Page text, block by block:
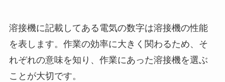
溶接機に記載してある電気の数字は溶接機の性能
を表します。作業の効率に大きく関わるため、そ
れぞれの意味を知り、作業にあった溶接機を選ぶ
ことが大切です。